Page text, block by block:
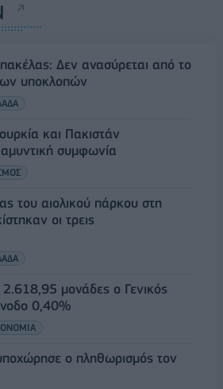
Δεν ανασύρεται από το
υποκλοπών
και Πακιστάν
συμφωνία
του αιολικού πάρκου στη
οι τρεις
2.618,95 μονάδες ο Γενικός
0,40%
ο πληθωρισμός τον